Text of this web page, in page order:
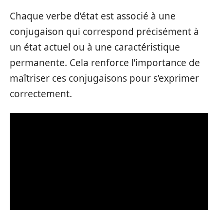
Chaque verbe d’état est associé à une
conjugaison qui correspond précisément à
un état actuel ou à une caractéristique
permanente. Cela renforce l’importance de
maîtriser ces conjugaisons pour s’exprimer
correctement.